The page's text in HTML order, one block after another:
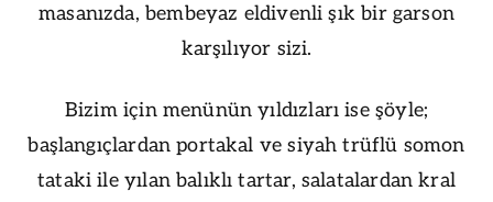
masanızda, bembeyaz eldivenli şık bir garson
karşılıyor sizi.
Bizim için menünün yıldızları ise şöyle;
başlangıçlardan portakal ve siyah trüflü somon
tataki ile yılan balıklı tartar, salatalardan kral